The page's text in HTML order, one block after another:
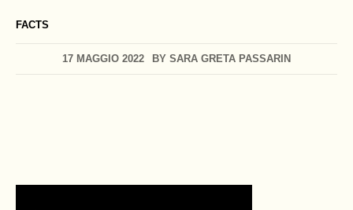
FACTS
17 MAGGIO 2022 BY SARA GRETA PASSARIN